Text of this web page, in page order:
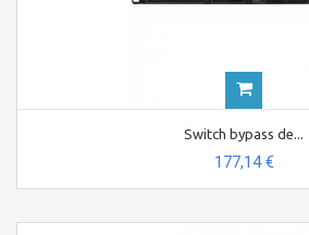
Switch bypass de...
177,14 €